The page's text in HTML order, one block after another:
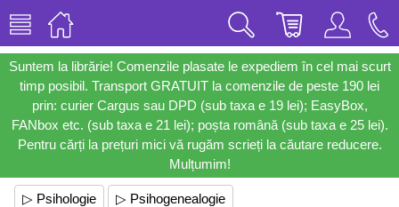
Suntem la librărie! Comenzile plasate le expediem în cel mai scurt
timp posibil. Transport GRATUIT la comenzile de peste 190 lei
prin: curier Cargus sau DPD (sub taxa e 19 lei); EasyBox,
FANbox etc. (sub taxa e 21 lei); poșta română (sub taxa e 25 lei).
Pentru cărți la prețuri mici vă rugăm scrieți la căutare reducere.
Mulțumim!
▷ Psihologie ▷ Psihogenealogie